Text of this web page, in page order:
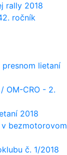
rally 2018
ročník
lietaní
OM-CRO - 2.
2018
bezmotorovom
č. 1/2018